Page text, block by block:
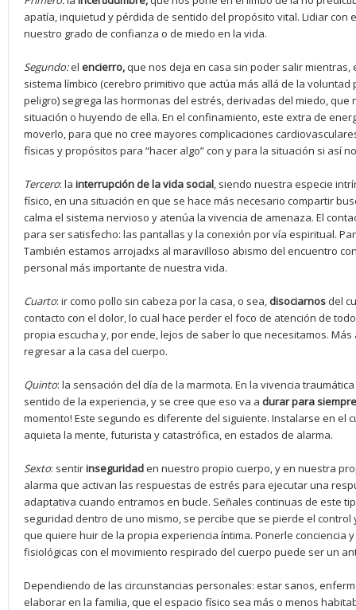
apatía, inquietud y pérdida de sentido del propósito vital. Lidiar con
nuestro grado de confianza o de miedo en la vida.
Segundo:el encierro,que nos deja en casa sin poder salir
sistema límbico (cerebro primitivo que actúa más allá de la
peligro) segrega las hormonas del estrés, derivadas del miedo,
situación o huyendo de ella. En el confinamiento, este extra de
moverlo, para que no cree mayores complicaciones
físicas y propósitos para “hacer algo” con y para la situación si así
Tercero: la interrupción de lavida social, siendo nuestra especie
físico, en una situación en que se hace más necesario compartir
calma el sistema nervioso y atenúa la vivencia de amenaza. El
para ser satisfecho: las pantallas y la conexión por vía espiritual.
También estamos arrojadxs al maravilloso abismo del encuentro
personal más importante de nuestra vida.
Cuarto: ir como pollo sin cabeza por la casa, o sea, disociarnos del
contacto con el dolor, lo cual hace perder el foco de atención de
propia escucha y, por ende, lejos de saber lo que necesitamos.
regresar a la casa del cuerpo.
Quinto: la sensación del día de la marmota. En la vivencia
sentido de la experiencia, y se cree que eso va a durar para siempre
momento! Este segundo es diferente del siguiente. Instalarse en el
aquieta la mente, futurista y catastrófica, en estados de alarma.
Sexto: sentirinseguridaden nuestro propio cuerpo, y en nuestra
alarma que activan las respuestas de estrés para ejecutar una
adaptativa cuando entramos en bucle. Señales continuas de este
seguridad dentro de uno mismo, se percibe que se pierde el
que quiere huir de la propia experiencia íntima. Ponerle conciencia
fisiológicas con el movimiento respirado del cuerpo puede ser un
Dependiendo de las circunstancias personales: estar sanos,
elaborar en la familia, que el espacio físico sea más o menos